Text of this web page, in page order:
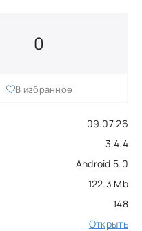
09.07.26
3.4.4
Android 5.0
122.3 Mb
148
Открыть
0
В избранное